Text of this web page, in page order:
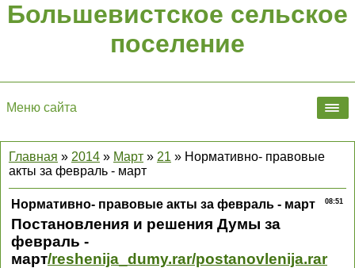
Большевистское сельское
поселение
Меню сайта
Главная » 2014 » Март » 21 » Нормативно- правовые
акты за февраль - март
08:51
Нормативно- правовые акты за февраль - март
Постановления и решения Думы за
февраль -
март/reshenija_dumy.rar/postanovlenija.rar